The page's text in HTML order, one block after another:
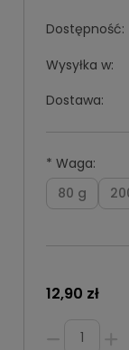
Dostępność:
Wysyłka w:
Dostawa:
* Waga:
80 g
12,90 zł